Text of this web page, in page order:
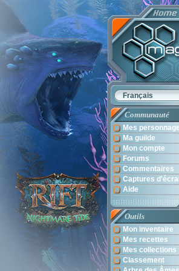
Français
Communauté
Mes
Ma guilde
Mon compte
Forums
Commentaires
Captures
Aide
Outils
Mon inventaire
Mes recettes
Mes collections
Classement